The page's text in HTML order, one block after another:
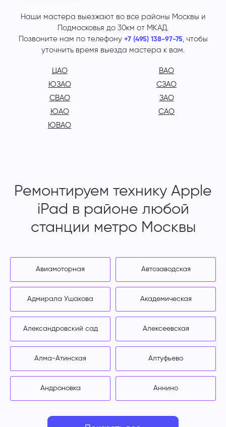
Наши мастера выезжают во все районы Москвы и
Подмосковья до 30км от МКАД.
Позвоните нам по телефону +7 (495) 138-97-75, чтобы
уточнить время выезда мастера к вам.
ЦАО
ЮЗАО
СВАО
ЮАО
ЮВАО
ВАО
СЗАО
ЗАО
САО
Ремонтируем технику Apple
iPad в районе любой
станции метро Москвы
Авиамоторная Автозаводская
Адмирала Ушакова Академическая
Александровский сад Алексеевская
Алма-Атинская Алтуфьево
Андроновка Аннино